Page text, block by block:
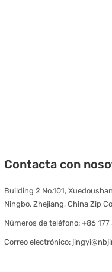
Contacta con
Building 2 No.101,
Ningbo, Zhejiang, China Zip
Números de teléfono: +86 177
Correo electrónico: